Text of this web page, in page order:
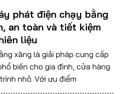
phát điện chạy bằng
an toàn và tiết kiệm
liệu
xăng là giải pháp cung cấp
biến cho gia đình, cửa hàng
nhỏ. Với ưu điểm